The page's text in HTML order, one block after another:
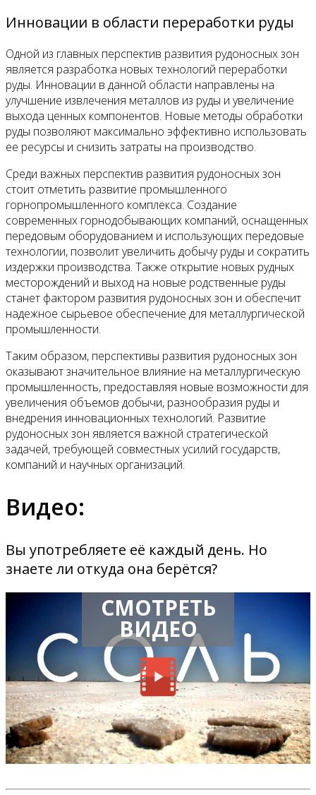
Инновации в области переработки руды
Одной из главных перспектив развития рудоносных зон
является разработка новых технологий переработки
руды. Инновации в данной области направлены на
улучшение извлечения металлов из руды и увеличение
выхода ценных компонентов. Новые методы обработки
руды позволяют максимально эффективно использовать
ее ресурсы и снизить затраты на производство.
Среди важных перспектив развития рудоносных зон
стоит отметить развитие промышленного
горнопромышленного комплекса. Создание
современных горнодобывающих компаний, оснащенных
передовым оборудованием и использующих передовые
технологии, позволит увеличить добычу руды и сократить
издержки производства. Также открытие новых рудных
месторождений и выход на новые родственные руды
станет фактором развития рудоносных зон и обеспечит
надежное сырьевое обеспечение для металлургической
промышленности.
Таким образом, перспективы развития рудоносных зон
оказывают значительное влияние на металлургическую
промышленность, предоставляя новые возможности для
увеличения объемов добычи, разнообразия руды и
внедрения инновационных технологий. Развитие
рудоносных зон является важной стратегической
задачей, требующей совместных усилий государств,
компаний и научных организаций.
Видео:
Вы употребляете её каждый день. Но
знаете ли откуда она берётся?
СМОТРЕТЬ
ВИДЕО